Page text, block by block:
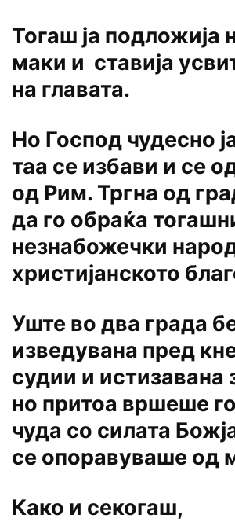
Тогаш ја подложија
маки и ставија
на главата.
Но Господ чудесно
таа се избави и се
од Рим. Тргна од
да го обраќа
незнабожечки
христијанското
Уште во два града
изведувана пред
судии и истизавана
но притоа вршеше
чуда со силата
се опоравуваше од
Како и секогаш,